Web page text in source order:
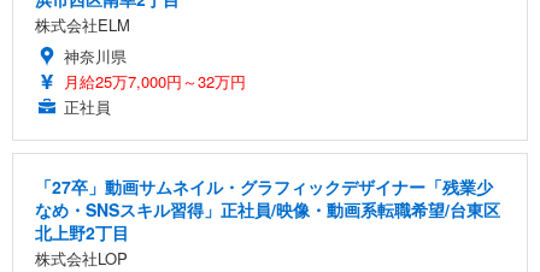
株式会社ELM
神奈川県
月給25万7,000円～32万円
正社員
「27卒」動画サムネイル・グラフィックデザイナー「残業少
なめ・SNSスキル習得」正社員/映像・動画系転職希望/台東区
北上野2丁目
株式会社LOP